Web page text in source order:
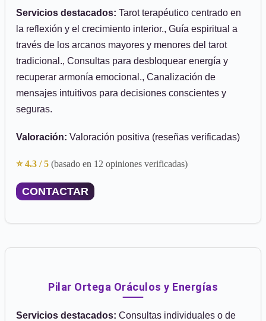
Servicios destacados: Tarot terapéutico centrado en
la reflexión y el crecimiento interior., Guía espiritual a
través de los arcanos mayores y menores del tarot
tradicional., Consultas para desbloquear energía y
recuperar armonía emocional., Canalización de
mensajes intuitivos para decisiones conscientes y
seguras.
Valoración: Valoración positiva (reseñas verificadas)
⭐ 4.3 / 5 (basado en 12 opiniones verificadas)
CONTACTAR
Pilar Ortega Oráculos y Energías
Servicios destacados: Consultas individuales o de